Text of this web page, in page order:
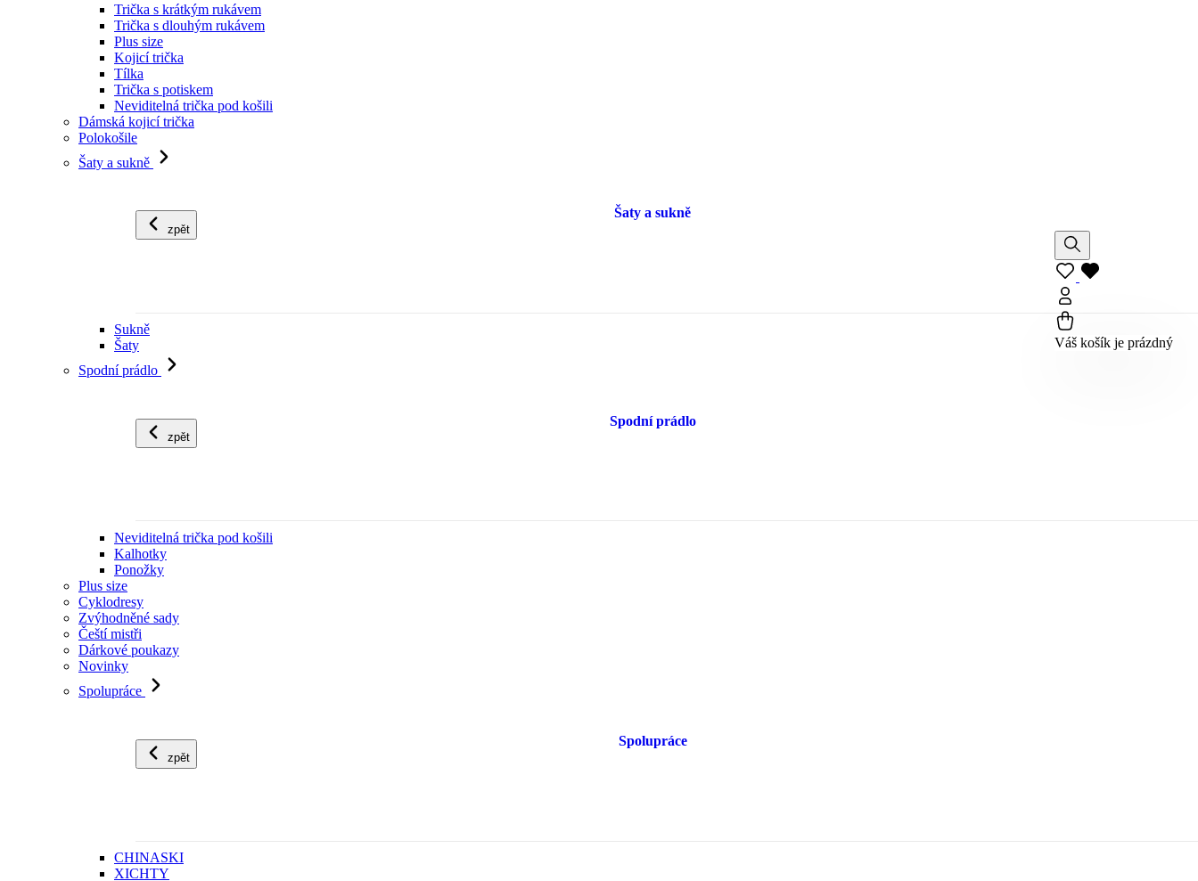
Trička s krátkým rukávem
Trička s dlouhým rukávem
Plus size
Kojicí trička
Tílka
Trička s potiskem
Neviditelná trička pod košili
Dámská kojicí trička
Polokošile
Šaty a sukně
zpět
Šaty a sukně
Sukně
Šaty
Spodní prádlo
zpět
Spodní prádlo
Neviditelná trička pod košili
Kalhotky
Ponožky
Plus size
Cyklodresy
Zvýhodněné sady
Čeští mistři
Dárkové poukazy
Novinky
Spolupráce
zpět
Spolupráce
CHINASKI
XICHTY
Váš košík je prázdný